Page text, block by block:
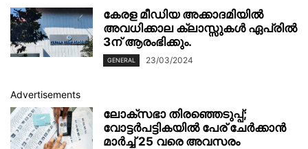
കേരള മീഡിയ അക്കാദമിയില്‍
അവധിക്കാല ക്ലാസ്സുകൾ ഏപ്രില്‍
3ന് ആരംഭിക്കും.
GENERAL 23/03/2024
Advertisements
ലോക്സഭാ തിരഞ്ഞെടുപ്പ്;
വോട്ടര്‍പട്ടികയില്‍ പേര് ചേര്‍ക്കാന്‍
മാർച്ച് 25 വരെ അവസരം